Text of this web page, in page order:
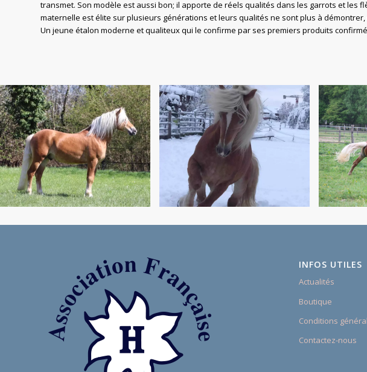
transmet. Son modèle est aussi bon; il apporte de réels qualités dans les garrots et les
maternelle est élite sur plusieurs générations et leurs qualités ne sont plus à
Un jeune étalon moderne et qualiteux qui le confirme par ses premiers produits
INFOS UTILES
Actualités
Boutique
Conditions
Contactez-nous